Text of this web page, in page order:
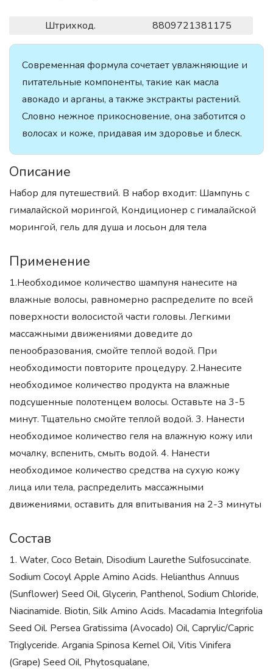
Штрихкод. 8809721381175
Современная формула сочетает увлажняющие и
питательные компоненты, такие как масла
авокадо и арганы, а также экстракты растений.
Словно нежное прикосновение, она заботится о
волосах и коже, придавая им здоровье и блеск.
Описание
Набор для путешествий. В набор входит: Шампунь с
гималайской морингой, Кондиционер с гималайской
морингой, гель для душа и лосьон для тела
Применение
1.Необходимое количество шампуня нанесите на
влажные волосы, равномерно распределите по всей
поверхности волосистой части головы. Легкими
массажными движениями доведите до
пенообразования, смойте теплой водой. При
необходимости повторите процедуру. 2.Нанесите
необходимое количество продукта на влажные
подсушенные полотенцем волосы. Оставьте на 3-5
минут. Тщательно смойте теплой водой. 3. Нанести
необходимое количество геля на влажную кожу или
мочалку, вспенить, смыть водой. 4. Нанести
необходимое количество средства на сухую кожу
лица или тела, распределить массажными
движениями, оставить для впитывания на 2-3 минуты
Состав
1. Water, Coco Betain, Disodium Laurethe Sulfosuccinate.
Sodium Cocoyl Apple Amino Acids. Helianthus Annuus
(Sunflower) Seed Oil, Glycerin, Panthenol, Sodium Chloride,
Niacinamide. Biotin, Silk Amino Acids. Macadamia Integrifolia
Seed Oil. Persea Gratissima (Avocado) Oil, Caprylic/Capric
Triglyceride. Argania Spinosa Kernel Oil, Vitis Vinifera
(Grape) Seed Oil, Phytosqualane,